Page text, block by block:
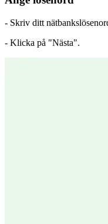
- Skriv ditt
- Klicka på "Nästa".